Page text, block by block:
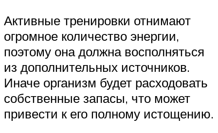
Активные тренировки отнимают
огромное количество энергии,
поэтому она должна восполняться
из дополнительных источников.
Иначе организм будет расходовать
собственные запасы, что может
привести к его полному истощению.